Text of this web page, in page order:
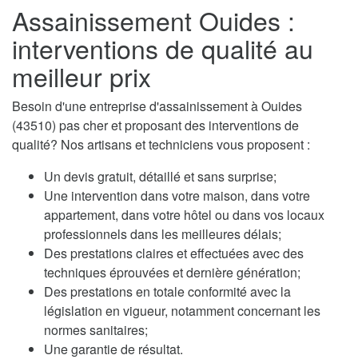
Assainissement Ouides :
interventions de qualité au
meilleur prix
Besoin d'une entreprise d'assainissement à Ouides
(43510) pas cher et proposant des interventions de
qualité? Nos artisans et techniciens vous proposent :
Un devis gratuit, détaillé et sans surprise;
Une intervention dans votre maison, dans votre
appartement, dans votre hôtel ou dans vos locaux
professionnels dans les meilleures délais;
Des prestations claires et effectuées avec des
techniques éprouvées et dernière génération;
Des prestations en totale conformité avec la
législation en vigueur, notamment concernant les
normes sanitaires;
Une garantie de résultat.